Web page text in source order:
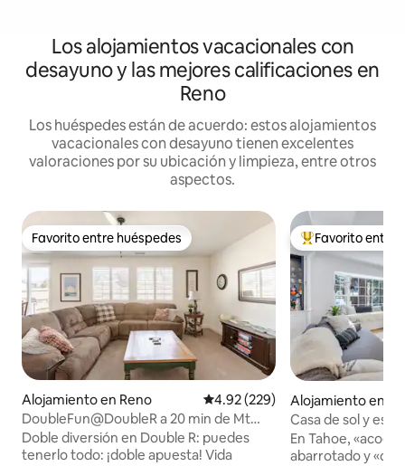
Los alojamientos vacacionales con
desayuno y las mejores calificaciones en
Reno
Los huéspedes están de acuerdo: estos alojamientos
vacacionales con desayuno tienen excelentes
valoraciones por su ubicación y limpieza, entre otros
aspectos.
Favorito entre huéspedes
Favorito entre huéspedes
Alojamiento en Reno Calificación promedio: 4.92 de
4.92 (229)
DoubleFun@DoubleR a 20 min de Mt
Rose y a 30 min de Tahoe
Doble diversión en Double R: puedes
tenerlo todo: ¡doble apuesta! Vida
Favorito entre
Favorito entre
Alojamiento en
e
Casa de sol y
En Tahoe,
abarrotado y